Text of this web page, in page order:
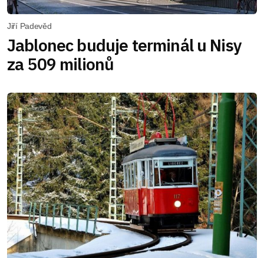
Jiří Padevěd
Jablonec buduje terminál u Nisy
za 509 milionů